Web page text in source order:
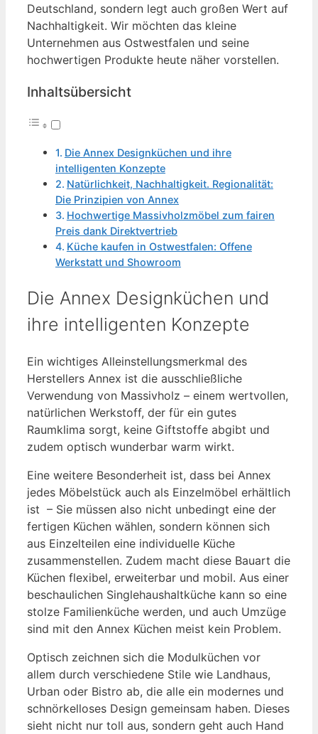
Deutschland, sondern legt auch großen Wert auf
Nachhaltigkeit. Wir möchten das kleine
Unternehmen aus Ostwestfalen und seine
hochwertigen Produkte heute näher vorstellen.
Inhaltsübersicht
Die Annex Designküchen und ihre
intelligenten Konzepte
Natürlichkeit, Nachhaltigkeit. Regionalität:
Die Prinzipien von Annex
Hochwertige Massivholzmöbel zum fairen
Preis dank Direktvertrieb
Küche kaufen in Ostwestfalen: Offene
Werkstatt und Showroom
Die Annex Designküchen und
ihre intelligenten Konzepte
Ein wichtiges Alleinstellungsmerkmal des
Herstellers Annex ist die ausschließliche
Verwendung von Massivholz – einem wertvollen,
natürlichen Werkstoff, der für ein gutes
Raumklima sorgt, keine Giftstoffe abgibt und
zudem optisch wunderbar warm wirkt.
Eine weitere Besonderheit ist, dass bei Annex
jedes Möbelstück auch als Einzelmöbel erhältlich
ist – Sie müssen also nicht unbedingt eine der
fertigen Küchen wählen, sondern können sich
aus Einzelteilen eine individuelle Küche
zusammenstellen. Zudem macht diese Bauart die
Küchen flexibel, erweiterbar und mobil. Aus einer
beschaulichen Singlehaushaltküche kann so eine
stolze Familienküche werden, und auch Umzüge
sind mit den Annex Küchen meist kein Problem.
Optisch zeichnen sich die Modulküchen vor
allem durch verschiedene Stile wie Landhaus,
Urban oder Bistro ab, die alle ein modernes und
schnörkelloses Design gemeinsam haben. Dieses
sieht nicht nur toll aus, sondern geht auch Hand